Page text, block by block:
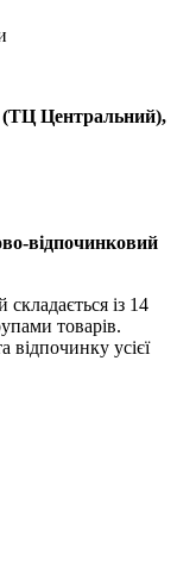
(ТЦ Центральний),
відпочинковий
із 14
товарів.
відпочинку усієї